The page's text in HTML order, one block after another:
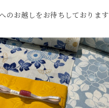
のお越しをお待ちしております